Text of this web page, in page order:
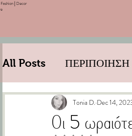
Fashion| Decor
All Posts ΠΕΡΙΠΟΙΗΣΗ
DECORATION
Οι 5
Tonia D. Dec 14,